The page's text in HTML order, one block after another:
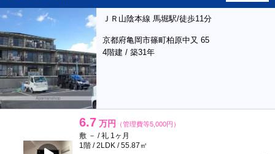
ＪＲ山陰本線 馬堀駅/徒歩11分
京都府亀岡市篠町柏原中又 65
4階建 / 築31年
6.7 万円 （管理費等5,000円）
敷 － / 礼 1ヶ月
1階 / 2LDK / 55.87㎡